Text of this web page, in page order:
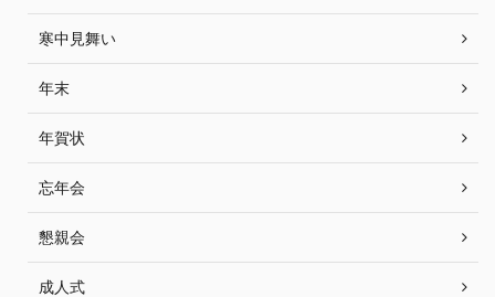
寒中見舞い
年末
年賀状
忘年会
懇親会
成人式